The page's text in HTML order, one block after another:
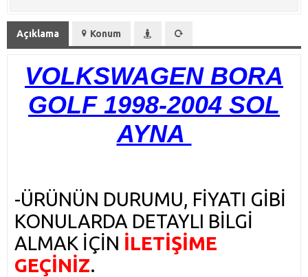
Açıklama Konum
VOLKSWAGEN BORA
GOLF 1998-2004 SOL
AYNA
-ÜRÜNÜN DURUMU, FİYATI GİBİ
KONULARDA DETAYLI BİLGİ
ALMAK İÇİN İLETİŞİME
GEÇİNİZ.